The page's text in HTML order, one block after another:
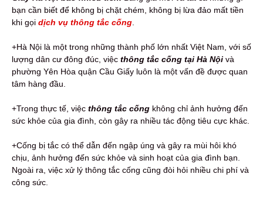
bạn cần biết để không bị chặt chém, không bị lừa đảo mất tiền
khi gọi dịch vụ thông tắc cống
+Hà Nội là một trong những thành phố lớn nhất Việt Nam, với số
lượng dân cư đông đúc, việc thông tắc cống tại Hà Nội và
phường Yên Hòa quận Cầu Giấy luôn là một vấn đề được quan
tâm hàng đầu.
+Trong thực tế, việc thông tắc cống không chỉ ảnh hưởng đến
sức khỏe của gia đình, còn gây ra nhiều tác động tiêu cực khác.
+Cống bị tắc có thể dẫn đến ngập úng và gây ra mùi hôi khó
chịu, ảnh hưởng đến sức khỏe và sinh hoạt của gia đình bạn.
Ngoài ra, việc xử lý thông tắc cống cũng đòi hỏi nhiều chi phí và
công sức.